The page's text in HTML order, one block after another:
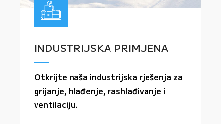
INDUSTRIJSKA PRIMJENA
Otkrijte naša industrijska rješenja za
grijanje, hlađenje, rashlađivanje i
ventilaciju.